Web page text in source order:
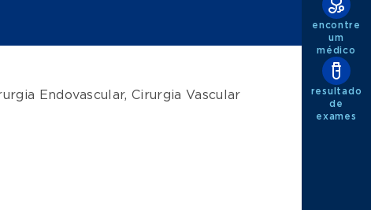
Endovascular,Cirurgia Vascular
encontre
um
médico
resultado
de
exames